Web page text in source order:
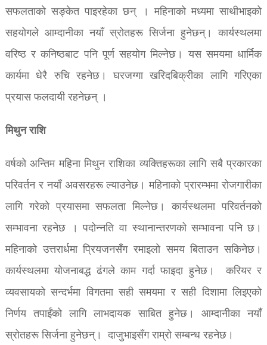
सफलताको सङ्केत पाइरहेका छन् । महिनाको मध्यमा साथीभाइको
सहयोगले आम्दानीका नयाँ स्रोतहरू सिर्जना हुनेछन्। कार्यस्थलमा
वरिष्ठ र कनिष्ठबाट पनि पूर्ण सहयोग मिल्नेछ। यस समयमा धार्मिक
कार्यमा धेरै रुचि रहनेछ। घरजग्गा खरिदबिक्रीका लागि गरिएका
प्रयास फलदायी रहनेछन् ।
मिथुन राशि
वर्षको अन्तिम महिना मिथुन राशिका व्यक्तिहरूका लागि सबै प्रकारका
परिवर्तन र नयाँ अवसरहरू ल्याउनेछ। महिनाको प्रारम्भमा रोजगारीका
लागि गरेको प्रयासमा सफलता मिल्नेछ। कार्यस्थलमा परिवर्तनको
सम्भावना रहनेछ । पदोन्नति वा स्थानान्तरणको सम्भावना पनि छ।
महिनाको उत्तरार्धमा प्रियजनसँग रमाइलो समय बिताउन सकिनेछ।
कार्यस्थलमा योजनाबद्ध ढंगले काम गर्दा फाइदा हुनेछ। करियर र
व्यवसायको सन्दर्भमा विगतमा सही समयमा र सही दिशामा लिइएको
निर्णय तपाईंको लागि लाभदायक साबित हुनेछ। आम्दानीका नयाँ
स्रोतहरू सिर्जना हुनेछन्। दाजुभाइसँग राम्रो सम्बन्ध रहनेछ।